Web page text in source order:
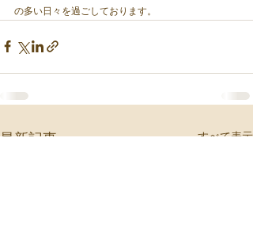
の多い日々を過ごしております。
最新記事 すべて表示